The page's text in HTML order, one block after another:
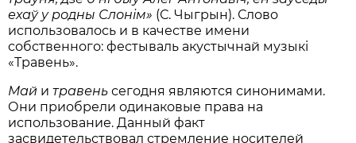
ехаў у родны Слонім» (С. Чыгрын). Слово
использовалось и в качестве имени
собственного: фестываль акустычнай музыкі
«Травень».
Май итравень сегодня являются синонимами.
Они приобрели одинаковые права на
использование. Данный факт
засвидетельствовал стремление носителей